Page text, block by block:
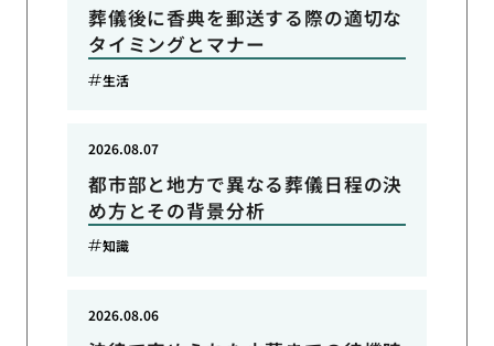
葬儀後に香典を郵送する際の適切な
タイミングとマナー
生活
都市部と地方で異なる葬儀日程の決
め方とその背景分析
2026.08.07
知識
2026.08.06